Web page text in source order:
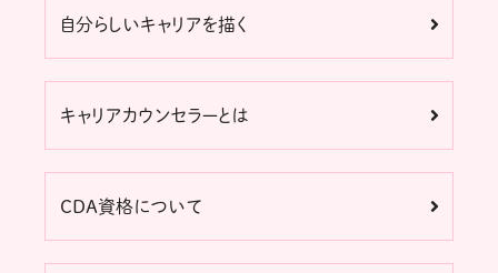
自分らしいキャリアを描く
キャリアカウンセラーとは
CDA資格について